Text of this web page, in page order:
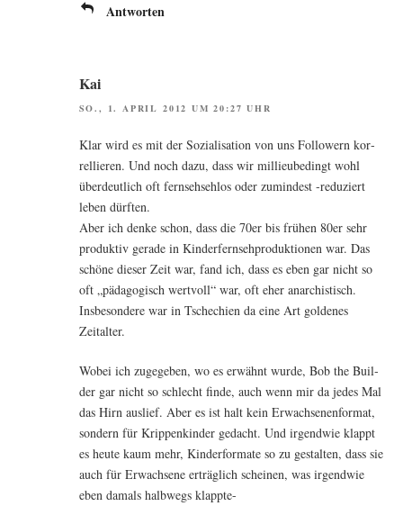
Antworten
Kai
SO., 1. APRIL 2012 UM 20:27 UHR
Klar wird es mit der Sozia­li­sa­ti­on von uns Fol­lo­wern kor­
rel­lie­ren. Und noch dazu, dass wir mil­lieu­be­dingt wohl
über­deut­lich oft fern­seh­seh­los oder zumin­dest ‑redu­ziert
leben dürften.
Aber ich den­ke schon, dass die 70er bis frü­hen 80er sehr
pro­duk­tiv gera­de in Kin­der­fern­seh­pro­duk­tio­nen war. Das
schö­ne die­ser Zeit war, fand ich, dass es eben gar nicht so
oft „päd­ago­gisch wert­voll“ war, oft eher anarchistisch.
Ins­be­son­de­re war in Tsche­chi­en da eine Art gol­de­nes
Zeitalter.
Wobei ich zuge­ge­ben, wo es erwähnt wur­de, Bob the Buil­
der gar nicht so schlecht fin­de, auch wenn mir da jedes Mal
das Hirn aus­lief. Aber es ist halt kein Erwach­se­nen­for­mat,
son­dern für Krip­pen­kin­der gedacht. Und irgend­wie klappt
es heu­te kaum mehr, Kin­der­for­ma­te so zu gestal­ten, dass sie
auch für Erwach­se­ne erträg­lich schei­nen, was irgend­wie
eben damals halb­wegs klappte-